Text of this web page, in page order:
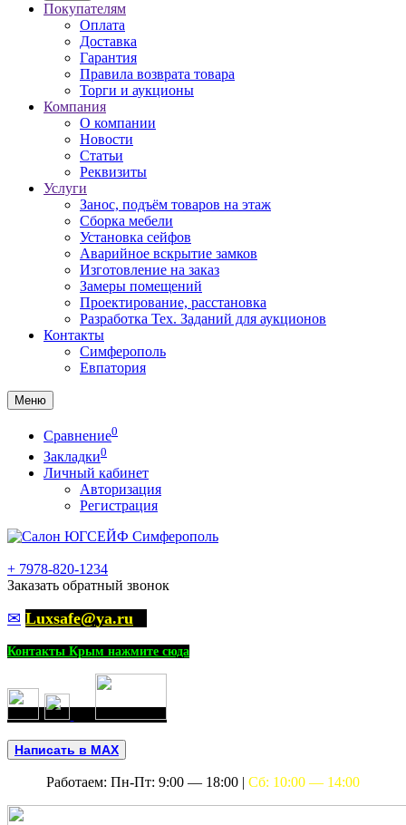
Покупателям
Оплата
Доставка
Гарантия
Правила возврата товара
Торги и аукционы
Компания
О компании
Новости
Статьи
Реквизиты
Услуги
Занос, подъём товаров на этаж
Сборка мебели
Установка сейфов
Аварийное вскрытие замков
Изготовление на заказ
Замеры помещений
Проектирование, расстановка
Разработка Тех. Заданий для аукционов
Контакты
Симферополь
Евпатория
Меню
Сравнение0
Закладки0
Личный кабинет
Авторизация
Регистрация
+ 7978-820-1234
Заказать обратный звонок
✉ Luxsafe@ya.ru
Контакты Крым нажмите сюда
Написать в MAX
Работаем: Пн-Пт: 9:00 — 18:00 | Сб: 10:00 — 14:00